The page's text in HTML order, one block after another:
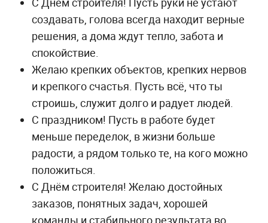
создавать, голова всегда находит верные
решения, а дома ждут тепло, забота и
спокойствие.
Желаю крепких объектов, крепких нервов
и крепкого счастья. Пусть всё, что ты
строишь, служит долго и радует людей.
С праздником! Пусть в работе будет
меньше переделок, в жизни больше
радости, а рядом только те, на кого можно
положиться.
С Днём строителя! Желаю достойных
заказов, понятных задач, хорошей
команды и стабильного результата во